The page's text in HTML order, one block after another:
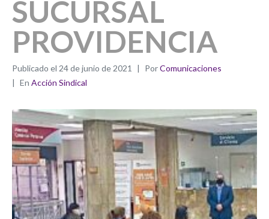
SUCURSAL
PROVIDENCIA
Publicado el 24 de junio de 2021 PorComunicaciones
En Acción Sindical